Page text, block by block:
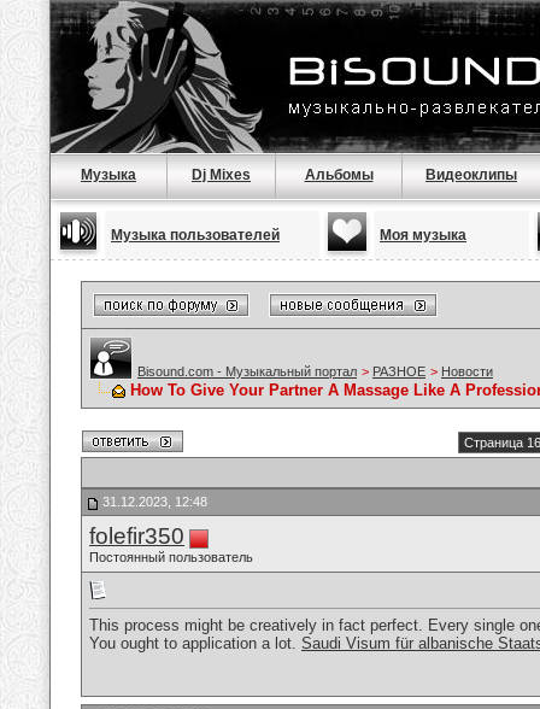
Музыка Dj Mixes Альбомы Видеоклипы
Музыка пользователей Моя музыка
Bisound.com - Музыкальный портал > РАЗНОЕ > Новости
How To Give Your Partner A Massage Like A
Страница
31.12.2023, 12:48
folefir350
Постоянный пользователь
This process might be creatively in fact perfect. Every single
You ought to application a lot. Saudi Visum für albanische